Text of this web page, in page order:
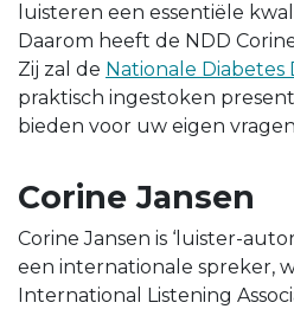
luisteren een essentiële
Daarom heeft de NDD
Zij zal de Nationale Diabetes
praktisch ingestoken
bieden voor uw eigen
Corine Jansen
Corine Jansen is ‘luister-
een internationale spreker,
International Listening